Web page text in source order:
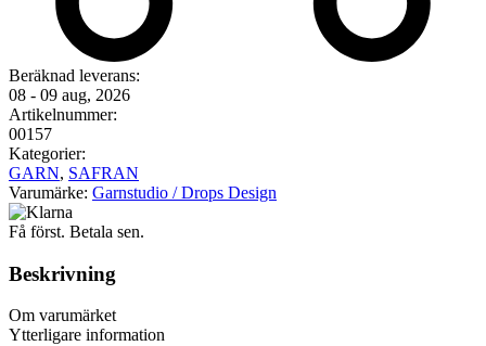
Beräknad leverans:
08 - 09 aug, 2026
Artikelnummer:
00157
Kategorier:
GARN, SAFRAN
Varumärke: Garnstudio / Drops Design
Få först. Betala sen.
Beskrivning
Om varumärket
Ytterligare information